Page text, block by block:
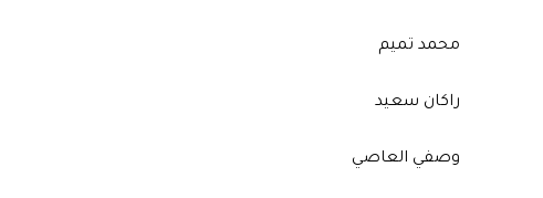
محمد تميم
راكان سعيد
وصفي العاصي